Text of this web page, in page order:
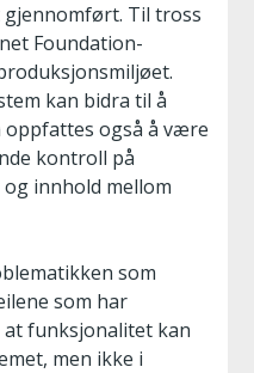
Til tross
Foundation-
kan bidra til å
også å være
kontroll på
innhold mellom
som
som har
funksjonalitet kan
men ikke i